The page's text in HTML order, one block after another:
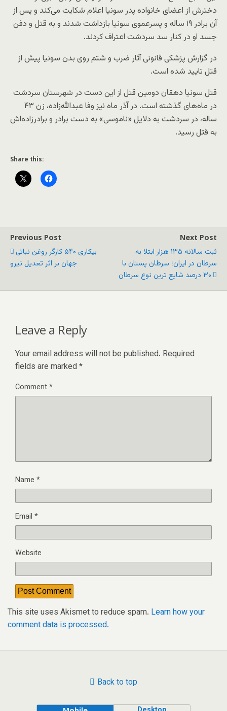
دخترش از اعضای خانواده پدر سونیا اعلام شکایت می‌کند و پس از
آن برادر ۱۹ ساله و پسرعموی‌ سونیا بازداشت شدند و به قتل و دفن
جسد او در کنار سد سردشت اعتراف کردند.
در گزارش پزشکی قانونی آثار ضرب و شتم روی بدن سونیا پیش از
قتل تایید شده است.
قتل سونیا دهقان دومین قتل از این دست در شهرستان سردشت
در ماه‌های گذشته است. در آذر ماه نیز وفا عبدالله‌زاده، زن ۴۳
ساله، در سردشت به دلایل «ناموسی» به دست برادر و برادرزاده‌اش
به قتل رسید.
Share this:
Previous Post
بیکاری ۵۴۰ کارگر روغن نباتی
جهان بر اثر تعدیل نیرو
Next Post
ثبت سالانه ۱۳۵ هزار ابتلا به
سرطان در ایران؛ سرطان پستان با
۳۰ درصد شایع ترین نوع سرطان
Leave a Reply
Your email address will not be published. Required
fields are marked *
Comment*
Name *
Email *
Website
This site uses Akismet to reduce spam. Learn how your
comment data is processed.
Back to top